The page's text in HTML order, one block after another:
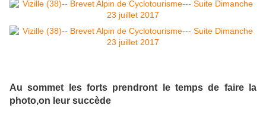
Au sommet les forts prendront le temps de faire la
photo,on leur succède